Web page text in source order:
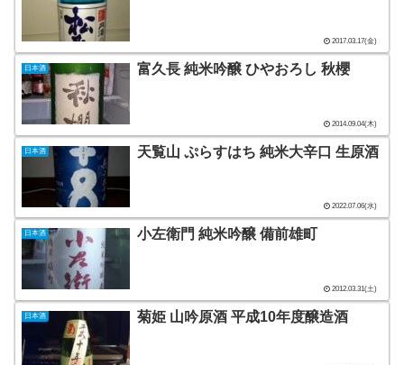
2017.03.17(金)
日本酒 富久長 純米吟醸 ひやおろし 秋櫻
2014.09.04(木)
日本酒 天覧山 ぷらすはち 純米大辛口 生原酒
2022.07.06(水)
日本酒 小左衛門 純米吟醸 備前雄町
2012.03.31(土)
日本酒 菊姫 山吟原酒 平成10年度醸造酒